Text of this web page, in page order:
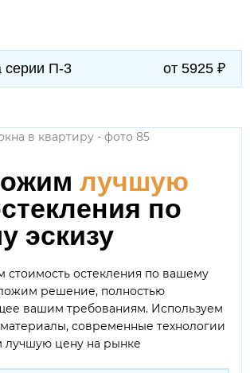
серии П-3 от 5925 ₽
лучшую
по
эскизу
стоимость остекления по вашему
решение, полностью
вашим требованиям. Используем
современные технологии
лучшую цену на рынке